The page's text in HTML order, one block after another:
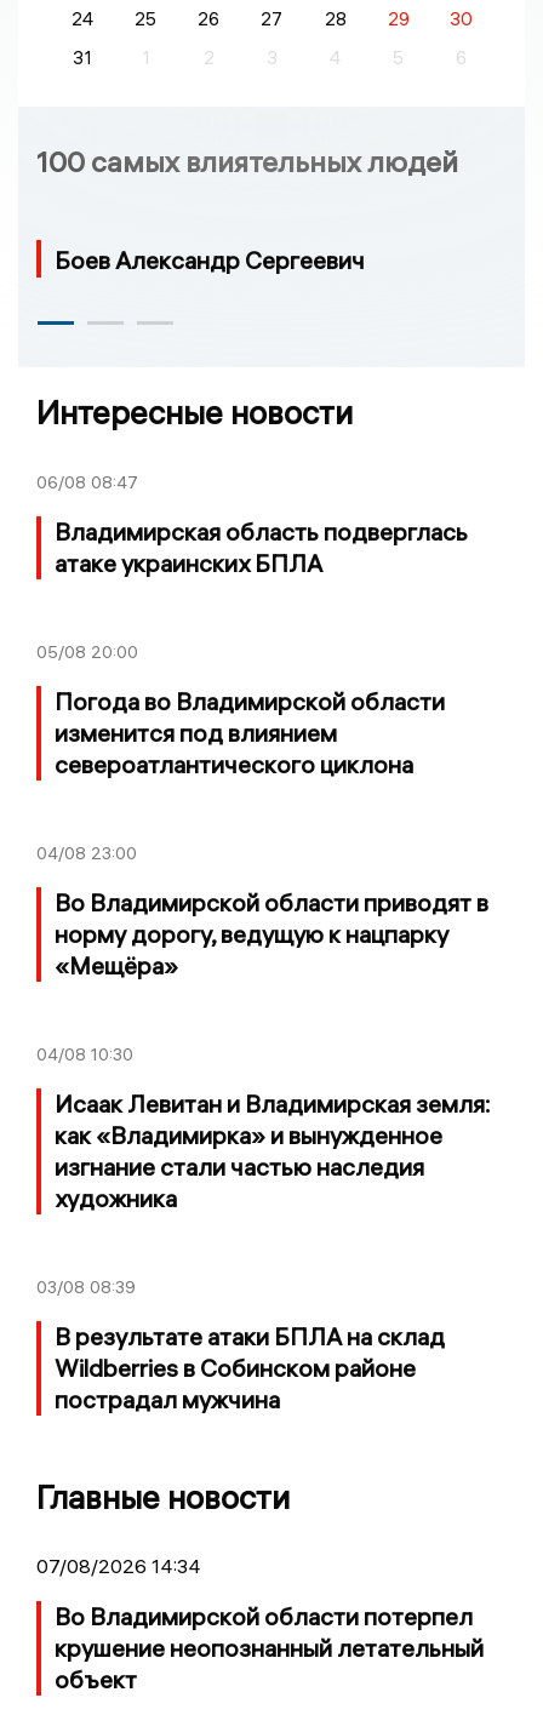
24 25 26 27 28 29
30
31
1 2 3 4 5 6
100 самых влиятельных людей
Боев Александр Сергеевич
Интересные новости
06/08 08:47
Владимирская область подверглась
атаке украинских БПЛА
05/08 20:00
Погода во Владимирской области
изменится под влиянием
североатлантического циклона
04/08 23:00
Во Владимирской области приводят в
норму дорогу, ведущую к нацпарку
«Мещёра»
04/08 10:30
Исаак Левитан и Владимирская земля:
как «Владимирка» и вынужденное
изгнание стали частью наследия
художника
03/08 08:39
В результате атаки БПЛА на склад
Wildberries в Собинском районе
пострадал мужчина
Главные новости
07/08/2026 14:34
Во Владимирской области потерпел
крушение неопознанный летательный
объект